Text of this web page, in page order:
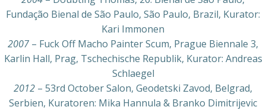
Fundação Bienal de São Paulo, São Paulo, Brazil, Kurator:
Kari Immonen
2007 – Fuck Off Macho Painter Scum, Prague Biennale 3,
Karlin Hall, Prag, Tschechische Republik, Kurator: Andreas
Schlaegel
2012 – 53rd October Salon, Geodetski Zavod, Belgrad,
Serbien, Kuratoren: Mika Hannula & Branko Dimitrijevic